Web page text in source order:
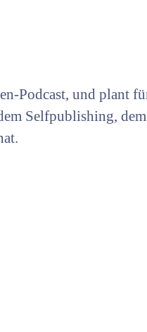
Podcast, und plant
Selfpublishing,